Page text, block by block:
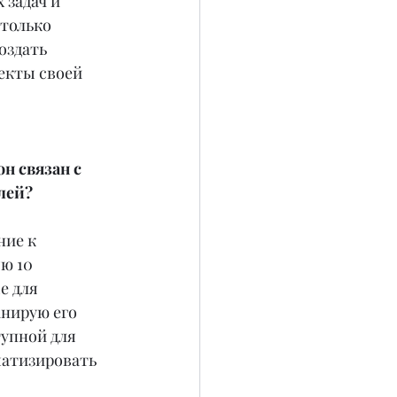
своей
связан с
к
10
для
его
для